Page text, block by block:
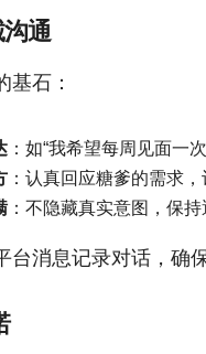
沟通
基石：
：如“我希望每周见面一
：认真回应糖爹的需求，
：不隐藏真实意图，保持
台消息记录对话，确